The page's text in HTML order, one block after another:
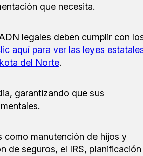
que necesita.
legales deben cumplir con
aquí para ver las leyes
del Norte.
garantizando que sus
como manutención de hijos y
de seguros, el IRS, planificación